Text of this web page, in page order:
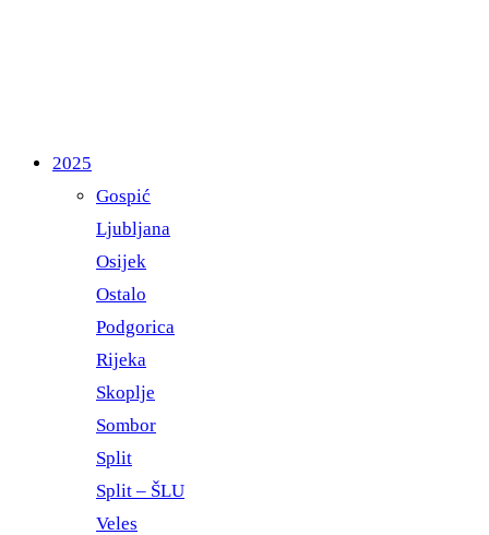
2025
Gospić
Ljubljana
Osijek
Ostalo
Podgorica
Rijeka
Skoplje
Sombor
Split
Split – ŠLU
Veles